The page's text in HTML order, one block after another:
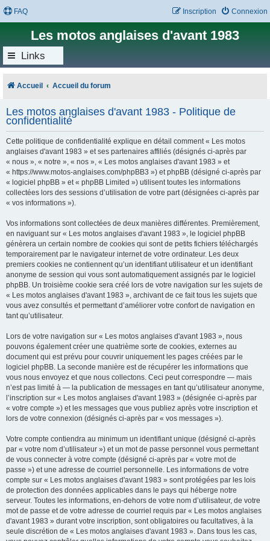
FAQ Connexion
Inscription
Les motos anglaises d'avant 1983
Links
Accueil Accueil du forum
Les motos anglaises d'avant 1983 - Politique de
confidentialité
Cette politique de confidentialité explique en détail comment « Les motos
anglaises d'avant 1983 » et ses partenaires affiliés (désignés ci-après par
« nous », « notre », « nos », « Les motos anglaises d'avant 1983 » et
« https://www.motos-anglaises.com/phpBB3 ») et phpBB (désigné ci-après par
« logiciel phpBB » et « phpBB Limited ») utilisent toutes les informations
collectées lors des sessions d’utilisation de votre part (désignées ci-après par
« vos informations »).
Vos informations sont collectées de deux manières différentes. Premièrement,
en naviguant sur « Les motos anglaises d'avant 1983 », le logiciel phpBB
génèrera un certain nombre de cookies qui sont de petits fichiers téléchargés
temporairement par le navigateur internet de votre ordinateur. Les deux
premiers cookies ne contiennent qu’un identifiant utilisateur et un identifiant
anonyme de session qui vous sont automatiquement assignés par le logiciel
phpBB. Un troisième cookie sera créé lors de votre navigation sur les sujets de
« Les motos anglaises d'avant 1983 », archivant de ce fait tous les sujets que
vous avez consultés et permettant d’améliorer votre confort de navigation en
tant qu’utilisateur.
Lors de votre navigation sur « Les motos anglaises d'avant 1983 », nous
pouvons également créer une quatrième sorte de cookies, externes au
document qui est prévu pour couvrir uniquement les pages créées par le
logiciel phpBB. La seconde manière est de récupérer les informations que
vous nous envoyez et que nous collectons. Ceci peut correspondre — mais
n’est pas limité à — la publication de messages en tant qu’utilisateur anonyme,
l’inscription sur « Les motos anglaises d'avant 1983 » (désignée ci-après par
« votre compte ») et les messages que vous publiez après votre inscription et
lors de votre connexion (désignés ci-après par « vos messages »).
Votre compte contiendra au minimum un identifiant unique (désigné ci-après
par « votre nom d’utilisateur ») et un mot de passe personnel vous permettant
de vous connecter à votre compte (désigné ci-après par « votre mot de
passe ») et une adresse de courriel personnelle. Les informations de votre
compte sur « Les motos anglaises d'avant 1983 » sont protégées par les lois
de protection des données applicables dans le pays qui héberge notre
serveur. Toutes les informations, en-dehors de votre nom d’utilisateur, de votre
mot de passe et de votre adresse de courriel requis par « Les motos anglaises
d'avant 1983 » durant votre inscription, sont obligatoires ou facultatives, à la
seule discrétion de « Les motos anglaises d'avant 1983 ». Dans tous les cas,